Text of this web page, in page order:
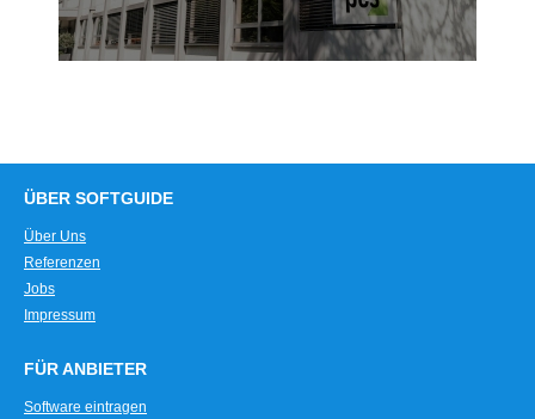
ÜBER SOFTGUIDE
Über Uns
Referenzen
Jobs
Impressum
FÜR ANBIETER
Software eintragen